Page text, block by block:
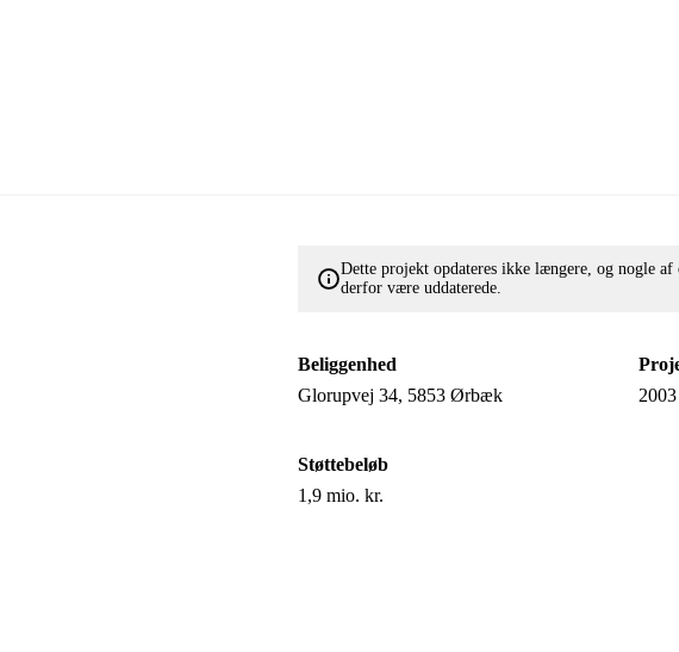
Dette projekt opdateres ikke længere, og nogle af
derfor være uddaterede.
Beliggenhed
Glorupvej 34, 5853 Ørbæk
Støttebeløb
1,9 mio. kr.